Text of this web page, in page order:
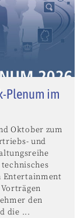
Plenum im
Oktober zum
und
Entertainment
den
die ...